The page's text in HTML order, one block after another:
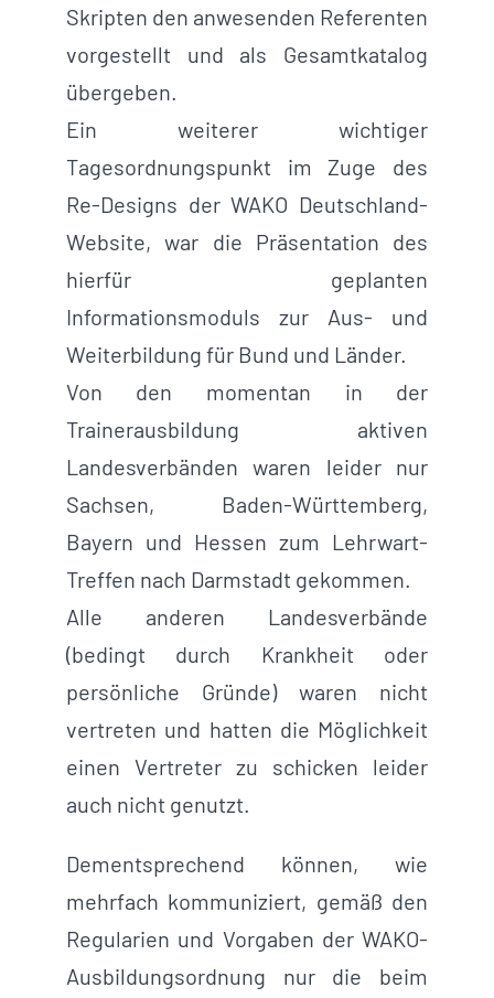
Skripten den anwesenden Referenten
vorgestellt und als Gesamtkatalog
übergeben.
Ein weiterer wichtiger
Tagesordnungspunkt im Zuge des
Re-Designs der WAKO Deutschland-
Website, war die Präsentation des
hierfür geplanten
Informationsmoduls zur Aus- und
Weiterbildung für Bund und Länder.
Von den momentan in der
Trainerausbildung aktiven
Landesverbänden waren leider nur
Sachsen, Baden-Württemberg,
Bayern und Hessen zum Lehrwart-
Treffen nach Darmstadt gekommen.
Alle anderen Landesverbände
(bedingt durch Krankheit oder
persönliche Gründe) waren nicht
vertreten und hatten die Möglichkeit
einen Vertreter zu schicken leider
auch nicht genutzt.
Dementsprechend können, wie
mehrfach kommuniziert, gemäß den
Regularien und Vorgaben der WAKO-
Ausbildungsordnung nur die beim